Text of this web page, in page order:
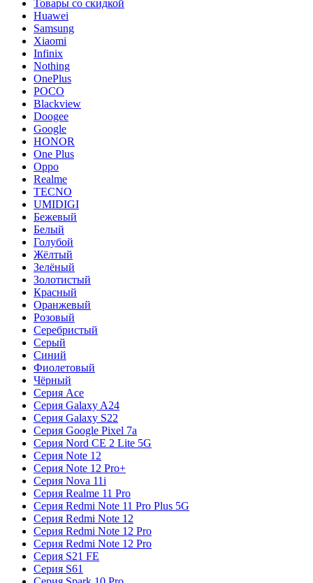
Товары со скидкой
Huawei
Samsung
Xiaomi
Infinix
Nothing
OnePlus
POCO
Blackview
Doogee
Google
HONOR
One Plus
Oppo
Realme
TECNO
UMIDIGI
Бежевый
Белый
Голубой
Жёлтый
Зелёный
Золотистый
Красный
Оранжевый
Розовый
Серебристый
Серый
Синий
Фиолетовый
Чёрный
Серия Ace
Серия Galaxy A24
Серия Galaxy S22
Серия Google Pixel 7a
Серия Nord CE 2 Lite 5G
Серия Note 12
Серия Note 12 Pro+
Серия Nova 11i
Серия Realme 11 Pro
Серия Redmi Note 11 Pro Plus 5G
Серия Redmi Note 12
Серия Redmi Note 12 Pro
Серия Redmi Note 12 Pro
Серия S21 FE
Серия S61